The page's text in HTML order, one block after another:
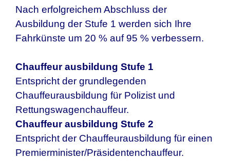
Nach erfolgreichem Abschluss der
Ausbildung der Stufe 1 werden sich Ihre
Fahrkünste um 20 % auf 95 % verbessern.
Chauffeur ausbildung Stufe 1
Entspricht der grundlegenden
Chauffeurausbildung für Polizist und
Rettungswagenchauffeur.
Chauffeur ausbildung Stufe 2
Entspricht der Chauffeurausbildung für einen
Premierminister/Präsidentenchauffeur.